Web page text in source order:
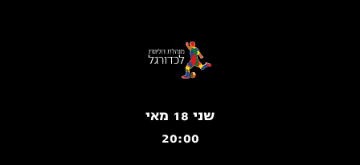
שני 18 מאי
20:00